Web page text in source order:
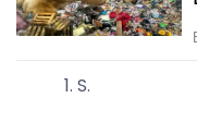
S.